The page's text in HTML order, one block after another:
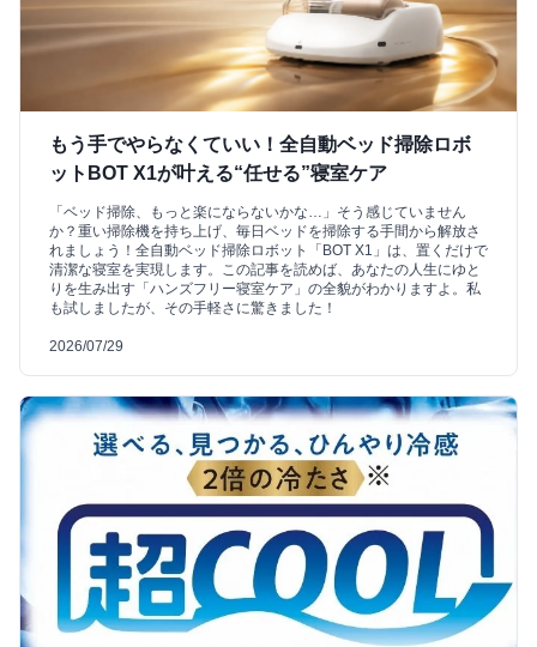
もう手でやらなくていい！全自動ベッド掃除ロボ
ットBOT X1が叶える“任せる”寝室ケア
「ベッド掃除、もっと楽にならないかな…」そう感じていません
か？重い掃除機を持ち上げ、毎日ベッドを掃除する手間から解放さ
れましょう！全自動ベッド掃除ロボット「BOT X1」は、置くだけで
清潔な寝室を実現します。この記事を読めば、あなたの人生にゆと
りを生み出す「ハンズフリー寝室ケア」の全貌がわかりますよ。私
も試しましたが、その手軽さに驚きました！
2026/07/29